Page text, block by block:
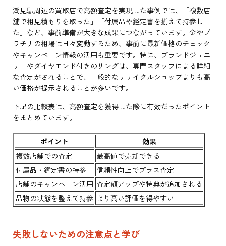
潮見駅周辺の買取店で高額査定を実現した事例では、「複数店
舗で相見積もりを取った」「付属品や鑑定書を揃えて持参し
た」など、事前準備が大きな成果につながっています。金やプ
ラチナの相場は日々変動するため、事前に最新価格のチェック
やキャンペーン情報の活用も重要です。特に、ブランドジュエ
リーやダイヤモンド付きのリングは、専門スタッフによる詳細
な査定がされることで、一般的なリサイクルショップよりも高
い価格が提示されることが多いです。
下記の比較表は、高額査定を獲得した際に有効だったポイント
をまとめています。
ポイント
効果
複数店舗での査定
最高値で売却できる
付属品・鑑定書の持参
信頼性向上でプラス査定
店舗のキャンペーン活用 査定額アップや特典が追加される
品物の状態を整えて持参 より高い評価を得やすい
失敗しないための注意点と学び